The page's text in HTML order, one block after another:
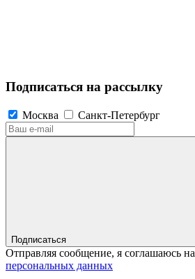
Подписаться на рассылку
Москва Санкт-Петербург
Подписаться
Отправляя сообщение, я соглашаюсь на
персональных данных